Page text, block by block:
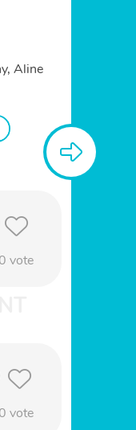
Aline
0 vote
0 vote